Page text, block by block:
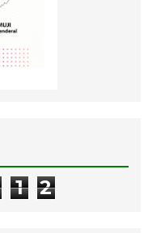
1 2